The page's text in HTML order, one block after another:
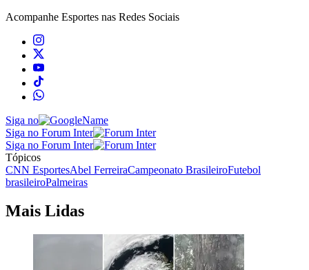
Acompanhe Esportes nas Redes Sociais
Siga no
Siga no Forum Inter
Siga no Forum Inter
Tópicos
CNN EsportesAbel FerreiraCampeonato BrasileiroFutebol
brasileiroPalmeiras
Mais Lidas